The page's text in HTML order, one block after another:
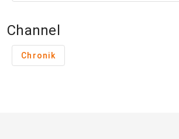
Channel
Chronik